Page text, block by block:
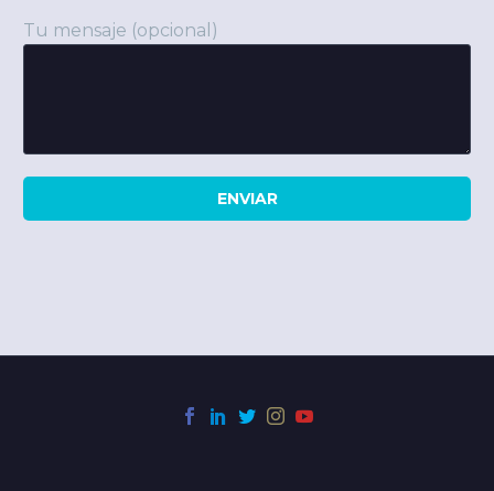
Tu mensaje (opcional)